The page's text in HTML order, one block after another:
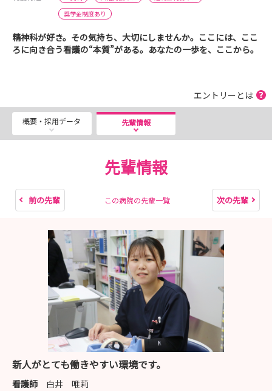
奨学金制度あり
精神科が好き。その気持ち、大切にしませんか。ここには、ここ
ろに向き合う看護の“本質”がある。あなたの一歩を、ここから。
エントリーとは
概要・採用データ 先輩情報
先輩情報
前の先輩 この病院の先輩一覧 次の先輩
新人がとても働きやすい環境です。
看護師 白井 唯莉